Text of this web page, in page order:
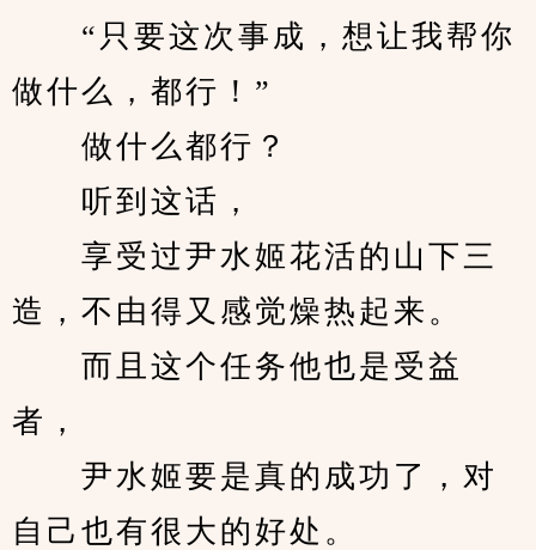
“只要这次事成，想让我帮你
做什么，都行！”
做什么都行？
听到这话，
享受过尹水姬花活的山下三
造，不由得又感觉燥热起来。
而且这个任务他也是受益
者，
尹水姬要是真的成功了，对
自己也有很大的好处。